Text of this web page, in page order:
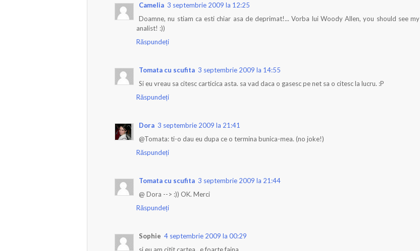
Camelia 3 septembrie 2009 la 12:25
Doamne, nu stiam ca esti chiar asa de deprimat!... Vorba lui Woody Allen, you should see my
analist! :))
Răspundeți
Tomata cu scufita 3 septembrie 2009 la 14:55
Si eu vreau sa citesc carticica asta. sa vad daca o gasesc pe net sa o citesc la lucru. :P
Răspundeți
Dora 3 septembrie 2009 la 21:41
@Tomata: ti-o dau eu dupa ce o termina bunica-mea. (no joke!)
Răspundeți
Tomata cu scufita 3 septembrie 2009 la 21:44
@ Dora --> :)) OK. Merci
Răspundeți
Sophie 4 septembrie 2009 la 00:29
si eu am citit cartea...e foarte faina